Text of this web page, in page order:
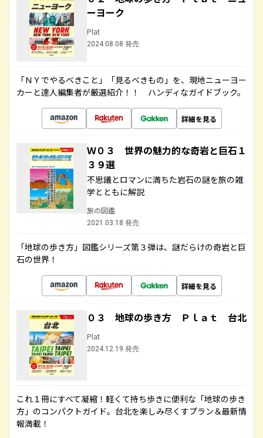
ーヨーク
Plat
2024.08.08 発売
「ＮＹでやるべきこと」「見るべきもの」を、現地ニューヨー
カーと達人編集者が厳選紹介！！ ハンディなガイドブック。
詳細を見る
Ｗ０３ 世界の魅力的な奇岩と巨石１
３９選
不思議とロマンに満ちた岩石の謎を旅の雑
学とともに解説
旅の図鑑
2021.03.18 発売
「地球の歩き方」図鑑シリーズ第３弾は、謎だらけの奇岩と巨
石の世界！
詳細を見る
０３ 地球の歩き方 Ｐｌａｔ 台北
Plat
2024.12.19 発売
これ１冊にすべて凝縮！軽くて持ち歩きに便利な「地球の歩き
方」のコンパクトガイド。台北を楽しみ尽くすプラン＆最新情
報満載！